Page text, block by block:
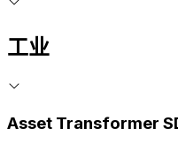
工业
Asset Transformer